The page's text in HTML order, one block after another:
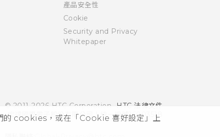
的 cookies，或在「Cookie 喜好設定」上
產品安全性
Cookie
Security and Privacy
Whitepaper
© 2011-2026 HTC Corporation
HTC 法律文件
宏達國際電子股份有限公司 | 統一編號16003518